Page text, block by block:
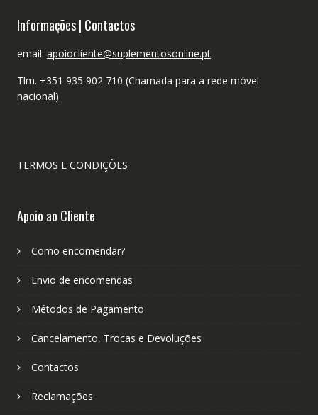
Informações | Contactos
email: apoiocliente@suplementosonline.pt
Tlm. +351 935 902 710 (Chamada para a rede móvel
nacional)
TERMOS E CONDIÇÕES
Apoio ao Cliente
Como encomendar?
Envio de encomendas
Métodos de Pagamento
Cancelamento, Trocas e Devoluções
Contactos
Reclamações